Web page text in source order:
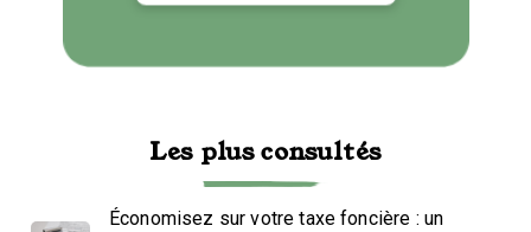
Les plus consultés
Économisez sur votre taxe foncière : un